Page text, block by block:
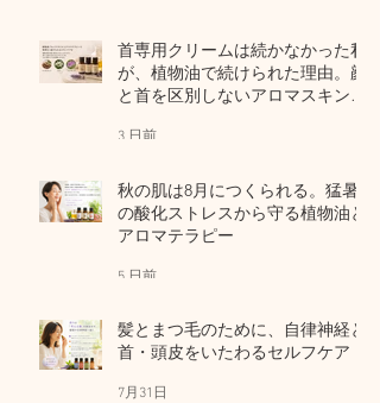
首専用クリームは続かなかった私
が、植物油で続けられた理由。顔
と首を区別しないアロマスキンケ
3 日前
秋の肌は8月につくられる。猛暑
の酸化ストレスから守る植物油と
アロマテラピー
5 日前
髪とまつ毛のために、自律神経と
首・頭皮をいたわるセルフケア
7月31日